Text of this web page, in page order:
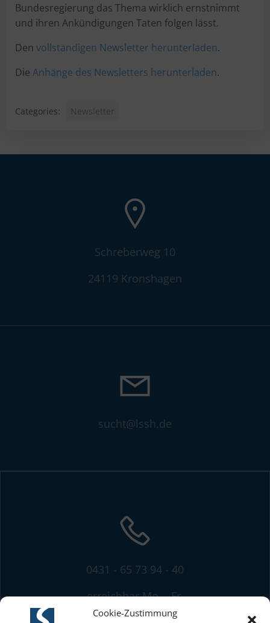
Cookie-Zustimmung
Bundesregierung das Thema wirklich ernstnimmt
und ihren Ankündigungen Taten folgen lässt.
Den vollständigen Newsletter herunterladen.
Die Anhänge des Newsletters herunterladen.
Categories: Newsletter
Schreberweg 10
24119 Kronshagen
sucht@lssh.de
0431 - 65 73 94 - 40
erreichbar Mo. - Fr.
von 8:00 bis 13:00 Uhr